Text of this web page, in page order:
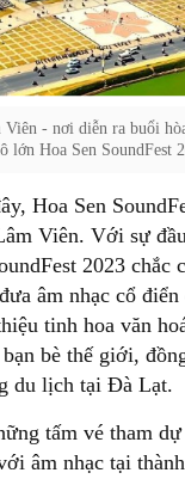
Viên - nơi diễn ra buổi
lớn Hoa Sen SoundFest
Hoa Sen
Viên. Với sự
2023 chắc
âm nhạc cổ
tinh hoa văn
bè thế giới,
du lịch tại Đà Lạt.
tấm vé tham
âm nhạc tại